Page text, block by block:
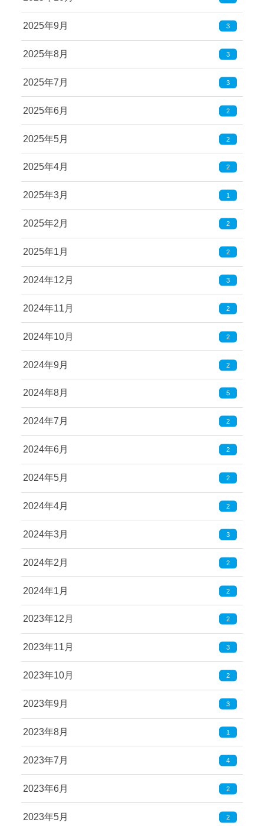
2025年9月 3
2025年8月 3
2025年7月 3
2025年6月 2
2025年5月 2
2025年4月 2
2025年3月 1
2025年2月 2
2025年1月 2
2024年12月 3
2024年11月 2
2024年10月 2
2024年9月 2
2024年8月 5
2024年7月 2
2024年6月 2
2024年5月 2
2024年4月 2
2024年3月 3
2024年2月 2
2024年1月 2
2023年12月 2
2023年11月 3
2023年10月 2
2023年9月 3
2023年8月 1
2023年7月 4
2023年6月 2
2023年5月 2